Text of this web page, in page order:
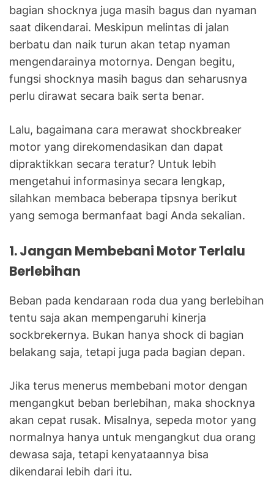
bagian shocknya juga masih bagus dan nyaman
saat dikendarai. Meskipun melintas di jalan
berbatu dan naik turun akan tetap nyaman
mengendarainya motornya. Dengan begitu,
fungsi shocknya masih bagus dan seharusnya
perlu dirawat secara baik serta benar.
Lalu, bagaimana cara merawat shockbreaker
motor yang direkomendasikan dan dapat
dipraktikkan secara teratur? Untuk lebih
mengetahui informasinya secara lengkap,
silahkan membaca beberapa tipsnya berikut
yang semoga bermanfaat bagi Anda sekalian.
1. Jangan Membebani Motor Terlalu
Berlebihan
Beban pada kendaraan roda dua yang berlebihan
tentu saja akan mempengaruhi kinerja
sockbrekernya. Bukan hanya shock di bagian
belakang saja, tetapi juga pada bagian depan.
Jika terus menerus membebani motor dengan
mengangkut beban berlebihan, maka shocknya
akan cepat rusak. Misalnya, sepeda motor yang
normalnya hanya untuk mengangkut dua orang
dewasa saja, tetapi kenyataannya bisa
dikendarai lebih dari itu.